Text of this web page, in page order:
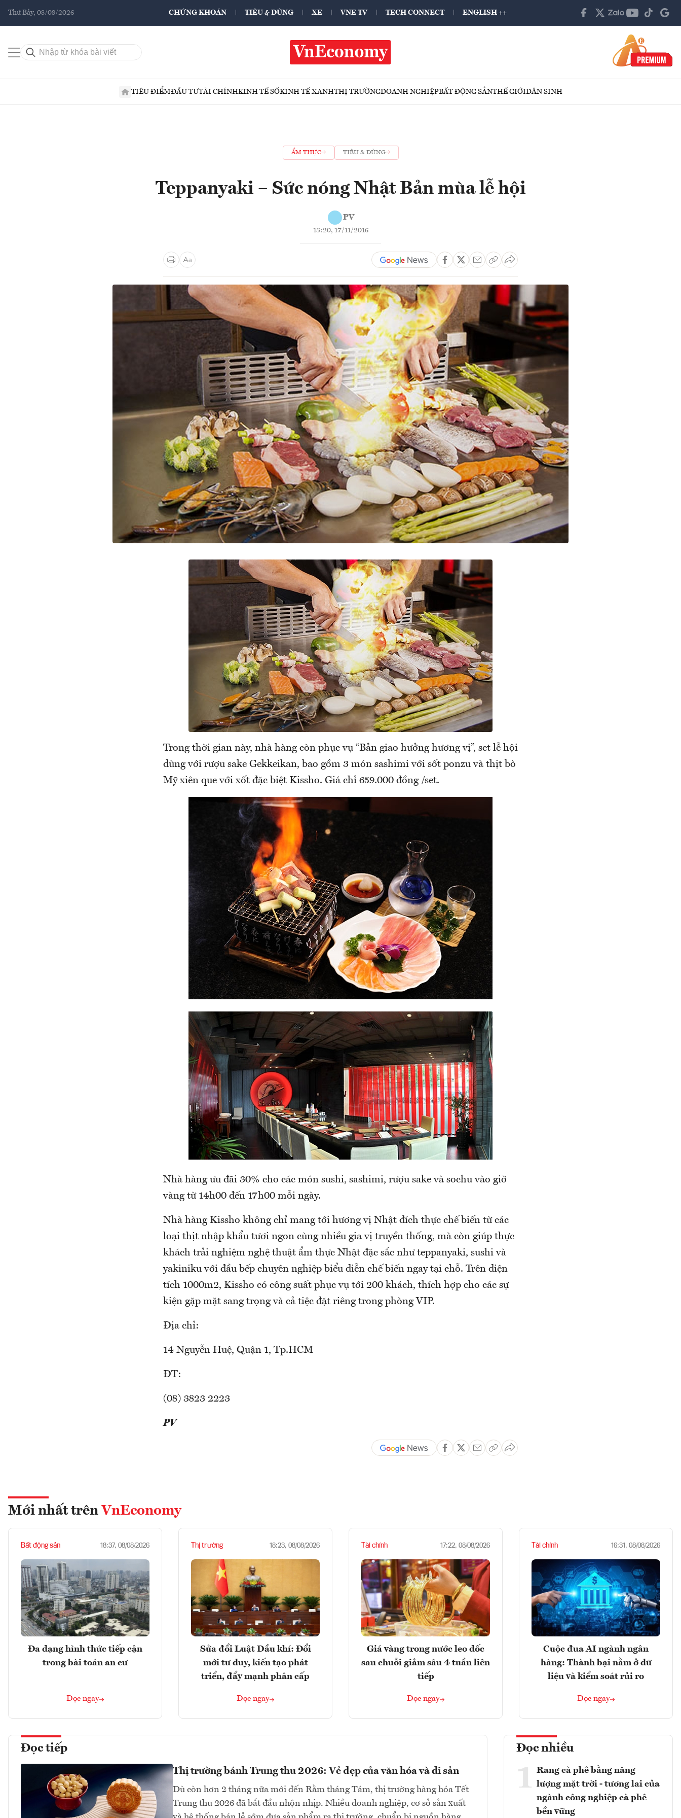
Thứ Bảy, 08/08/2026 CHỨNG KHOÁN TIÊU & DÙNG XE VNE TV TECH CONNECT ENGLISH ++
TIÊU ĐIỂMĐẦU TƯTÀI CHÍNHKINH TẾ SỐKINH TẾ XANHTHỊ TRƯỜNGDOANH NGHIỆPBẤT ĐỘNG SẢNTHẾ GIỚIDÂN SINH
ẨM THỰC TIÊU & DÙNG
Teppanyaki – Sức nóng Nhật Bản mùa lễ hội
PV
13:20, 17/11/2016
Trong thời gian này, nhà hàng còn phục vụ “Bản giao hưởng hương vị”, set lễ hội
dùng với rượu sake Gekkeikan, bao gồm 3 món sashimi với sốt ponzu và thịt bò
Mỹ xiên que với xốt đặc biệt Kissho. Giá chỉ 659.000 đồng /set.
Nhà hàng ưu đãi 30% cho các món sushi, sashimi, rượu sake và sochu vào giờ
vàng từ 14h00 đến 17h00 mỗi ngày.
Nhà hàng Kissho không chỉ mang tới hương vị Nhật đích thực chế biến từ các
loại thịt nhập khẩu tươi ngon cùng nhiều gia vị truyền thống, mà còn giúp thực
khách trải nghiệm nghệ thuật ẩm thực Nhật đặc sắc như teppanyaki, sushi và
yakiniku với đầu bếp chuyên nghiệp biểu diễn chế biến ngay tại chỗ. Trên diện
tích 1000m2, Kissho có công suất phục vụ tới 200 khách, thích hợp cho các sự
kiện gặp mặt sang trọng và cả tiệc đặt riêng trong phòng VIP.
Địa chỉ:
14 Nguyễn Huệ, Quận 1, Tp.HCM
ĐT:
(08) 3823 2223
PV
Mới nhất trên VnEconomy
Bất động sản 18:37, 08/08/2026
Đa dạng hình thức tiếp cận
trong bài toán an cư
Đọc ngay
Thị trường 18:23, 08/08/2026
Sửa đổi Luật Dầu khí: Đổi
mới tư duy, kiến tạo phát
triển, đẩy mạnh phân cấp
Đọc ngay
Tài chính 17:22, 08/08/2026
Giá vàng trong nước leo dốc
sau chuỗi giảm sâu 4 tuần liên
tiếp
Đọc ngay
Tài chính 16:31, 08/08/2026
Cuộc đua AI ngành ngân
hàng: Thành bại nằm ở dữ
liệu và kiểm soát rủi ro
Đọc ngay
Đọc tiếp
Thị trường bánh Trung thu 2026: Vẻ đẹp của văn hóa và di sản
Dù còn hơn 2 tháng nữa mới đến Rằm tháng Tám, thị trường hàng hóa Tết
Trung thu 2026 đã bắt đầu nhộn nhịp. Nhiều doanh nghiệp, cơ sở sản xuất
Đọc nhiều
1 Rang cà phê bằng năng
lượng mặt trời - tương lai của
ngành công nghiệp cà phê
bền vững